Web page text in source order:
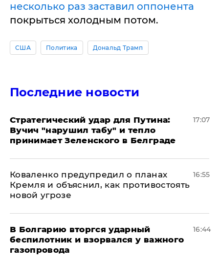
несколько раз заставил оппонента
покрыться холодным потом.
США Политика Дональд Трамп
Последние новости
Стратегический удар для Путина:
Вучич "нарушил табу" и тепло
принимает Зеленского в Белграде
17:07
Коваленко предупредил о планах
Кремля и объяснил, как противостоять
новой угрозе
16:55
В Болгарию вторгся ударный
беспилотник и взорвался у важного
газопровода
16:44